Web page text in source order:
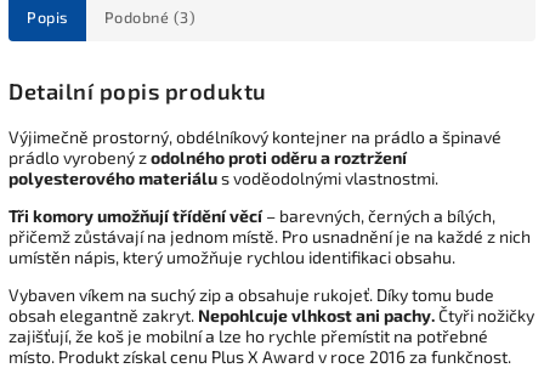
Popis Podobné (3)
Detailní popis produktu
Výjimečně prostorný, obdélníkový kontejner na prádlo a špinavé
prádlo vyrobený zodolného proti oděru a roztržení
polyesterového materiálus voděodolnými vlastnostmi.
Tři komory umožňují třídění věcí– barevných, černých a bílých,
přičemž zůstávají na jednom místě. Pro usnadnění je na každé z nich
umístěn nápis, který umožňuje rychlou identifikaci obsahu.
Vybaven víkem na suchý zip a obsahuje rukojeť. Díky tomu bude
obsah elegantně zakryt. Nepohlcuje vlhkost ani pachy.Čtyři nožičky
zajišťují, že koš je mobilní a lze ho rychle přemístit na potřebné
místo. Produkt získal cenu Plus X Award v roce 2016 za funkčnost.